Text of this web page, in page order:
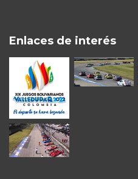
Enlaces de interés